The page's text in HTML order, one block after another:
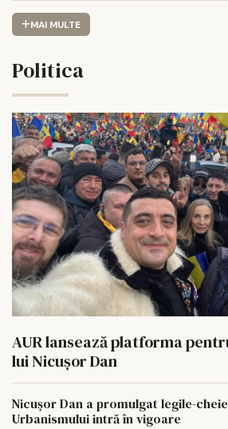
MAI MULTE
Politica
AUR lansează platforma
lui Nicușor Dan
Nicușor Dan a promulgat legile-
Urbanismului intră în vigoare